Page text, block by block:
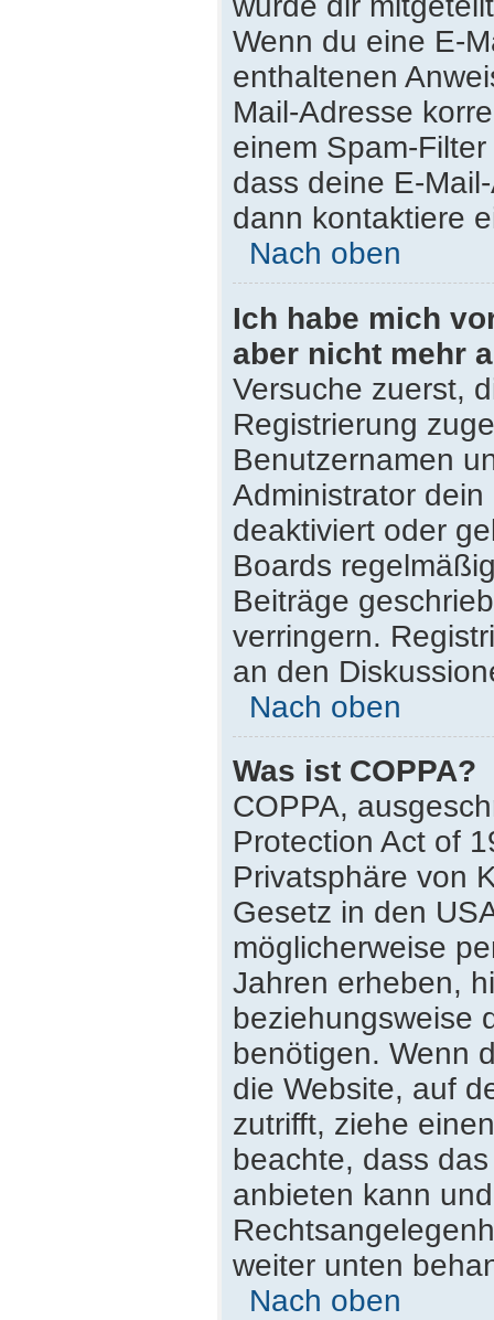
Wenn du eine E-
enthaltenen
Mail-Adresse
einem Spam-
dass deine E-
dann kontaktiere
Nach oben
Ich habe mich
aber nicht mehr
Versuche zuerst,
Registrierung
Benutzernamen
Administrator
deaktiviert oder
Boards
Beiträge
verringern.
an den
Nach oben
Was ist COPPA?
COPPA,
Protection Act of
Privatsphäre von
Gesetz in den
möglicherweise
Jahren erheben,
beziehungsweise
benötigen. Wenn
die Website, auf
zutrifft, ziehe
beachte, dass
anbieten kann
weiter unten
Nach oben